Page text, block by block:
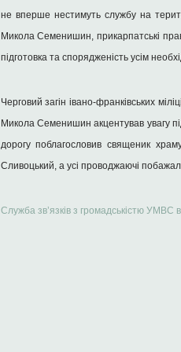
не вперше нестимуть службу на
Микола Семенишин, прикарпатські
підготовка та спорядженість усім
Черговий загін івано-франківських
Микола Семенишин акцентував увагу
дорогу поблагословив священик
Сливоцький, а усі проводжаючі
Служба зв’язків з громадськістю УМВС в